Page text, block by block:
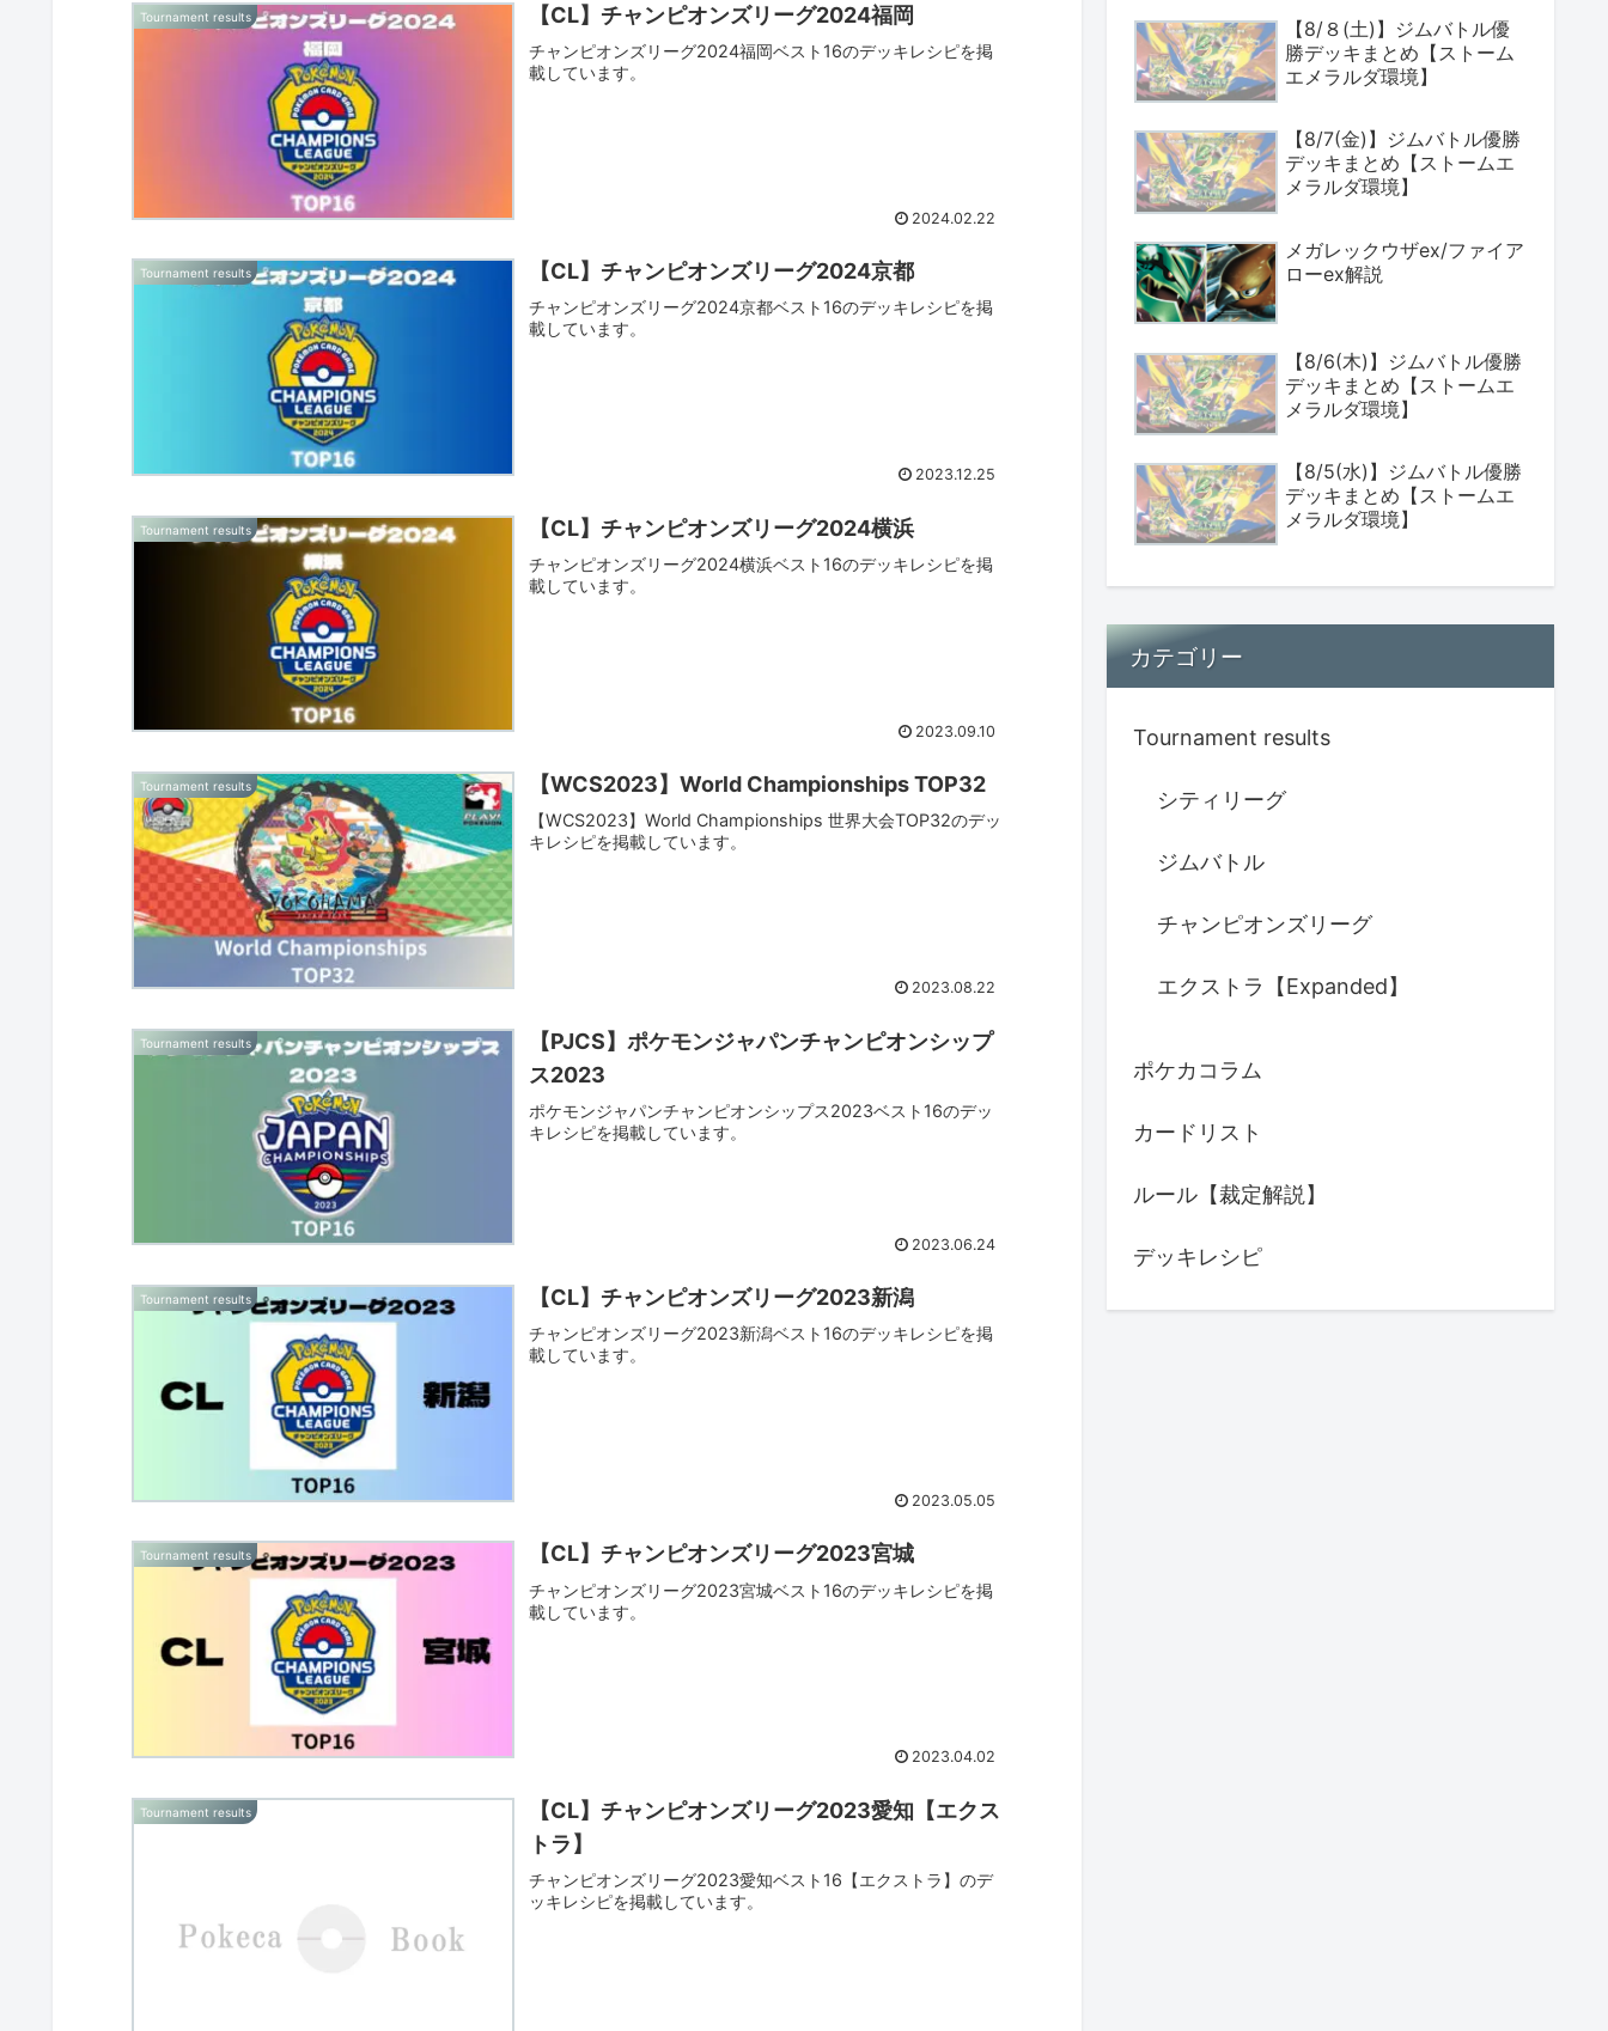
Tournament results 【CL】チャンピオンズリーグ2024福岡
チャンピオンズリーグ2024福岡ベスト16のデッキレシピを掲
載しています。
2024.02.22
Tournament results 【CL】チャンピオンズリーグ2024京都
チャンピオンズリーグ2024京都ベスト16のデッキレシピを掲
載しています。
2023.12.25
Tournament results 【CL】チャンピオンズリーグ2024横浜
チャンピオンズリーグ2024横浜ベスト16のデッキレシピを掲
載しています。
2023.09.10
Tournament results 【WCS2023】World Championships TOP32
【WCS2023】World Championships 世界大会TOP32のデッ
キレシピを掲載しています。
2023.08.22
Tournament results
【PJCS】ポケモンジャパンチャンピオンシップ
ス2023
ポケモンジャパンチャンピオンシップス2023ベスト16のデッ
キレシピを掲載しています。
2023.06.24
Tournament results 【CL】チャンピオンズリーグ2023新潟
チャンピオンズリーグ2023新潟ベスト16のデッキレシピを掲
載しています。
2023.05.05
Tournament results 【CL】チャンピオンズリーグ2023宮城
チャンピオンズリーグ2023宮城ベスト16のデッキレシピを掲
載しています。
2023.04.02
Tournament results
【CL】チャンピオンズリーグ2023愛知【エクス
トラ】
チャンピオンズリーグ2023愛知ベスト16【エクストラ】のデ
ッキレシピを掲載しています。
【8/８(土)】ジムバトル優
勝デッキまとめ【ストーム
エメラルダ環境】
【8/7(金)】ジムバトル優勝
デッキまとめ【ストームエ
メラルダ環境】
メガレックウザex/ファイア
ローex解説
【8/6(木)】ジムバトル優勝
デッキまとめ【ストームエ
メラルダ環境】
【8/5(水)】ジムバトル優勝
デッキまとめ【ストームエ
メラルダ環境】
カテゴリー
Tournament results
シティリーグ
ジムバトル
チャンピオンズリーグ
エクストラ【Expanded】
ポケカコラム
カードリスト
ルール【裁定解説】
デッキレシピ